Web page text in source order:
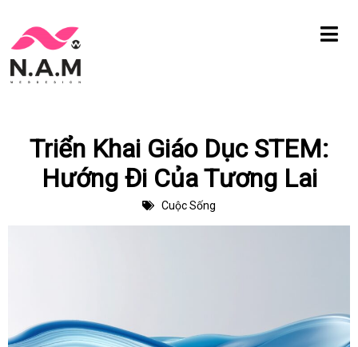
Chuyển
tới
Triển Khai Giáo Dục STEM:
Hướng Đi Của Tương Lai
Cuộc Sống